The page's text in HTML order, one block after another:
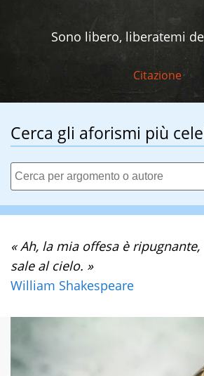
Sono libero, liberatemi
Citazione
Cerca gli aforismi più
« Ah, la mia offesa è
sale al cielo. »
William Shakespeare